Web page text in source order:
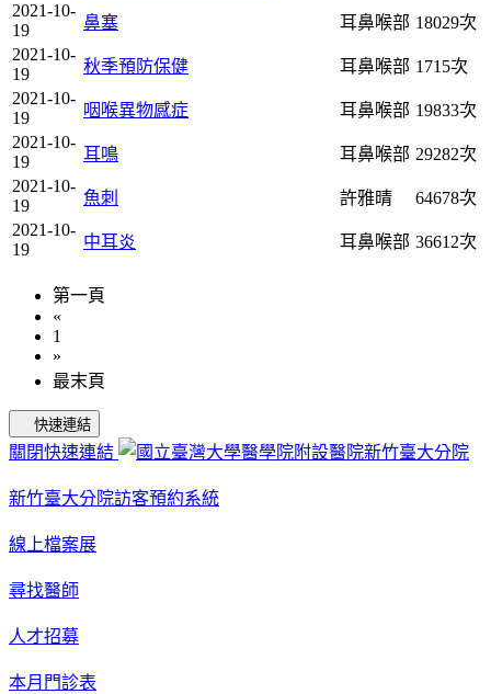
2021-10-
19
鼻塞 耳鼻喉部 18029次
2021-10-
19
秋季預防保健 耳鼻喉部 1715次
2021-10-
19
咽喉異物感症 耳鼻喉部 19833次
2021-10-
19
耳鳴 耳鼻喉部 29282次
2021-10-
19
魚刺 許雅晴
64678次
2021-10-
19
中耳炎 耳鼻喉部 36612次
第一頁
«
1
»
最末頁
快速連結
關閉快速連結
新竹臺大分院訪客預約系統
線上檔案展
尋找醫師
人才招募
本月門診表